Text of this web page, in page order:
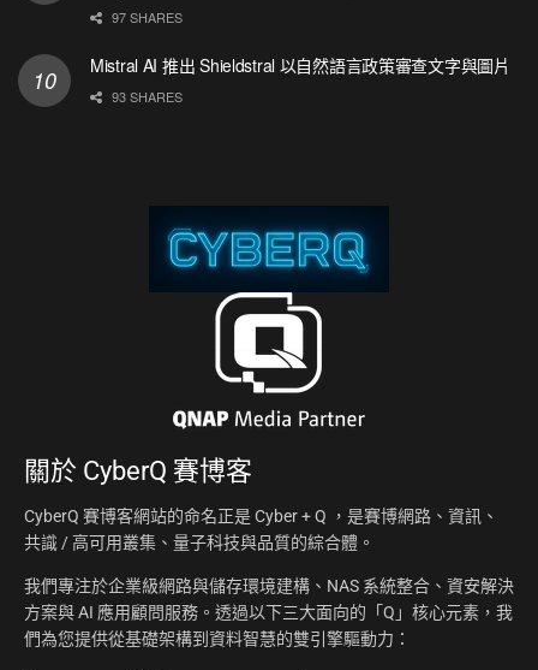
97 SHARES
Mistral AI 推出 Shieldstral 以自然語言政策審查文字與圖片
93 SHARES
關於 CyberQ 賽博客
CyberQ 賽博客網站的命名正是 Cyber + Q ，是賽博網路、資訊、
共識 / 高可用叢集、量子科技與品質的綜合體。
我們專注於企業級網路與儲存環境建構、NAS 系統整合、資安解決
方案與 AI 應用顧問服務。透過以下三大面向的「Q」核心元素，我
們為您提供從基礎架構到資料智慧的雙引擎驅動力：